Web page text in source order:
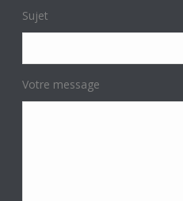
Sujet
Votre message